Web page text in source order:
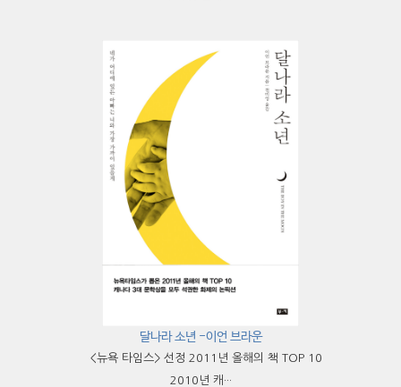
달나라 소년 -이언 브라운
<뉴욕 타임스> 선정 2011년 올해의 책 TOP 10
2010년 캐···